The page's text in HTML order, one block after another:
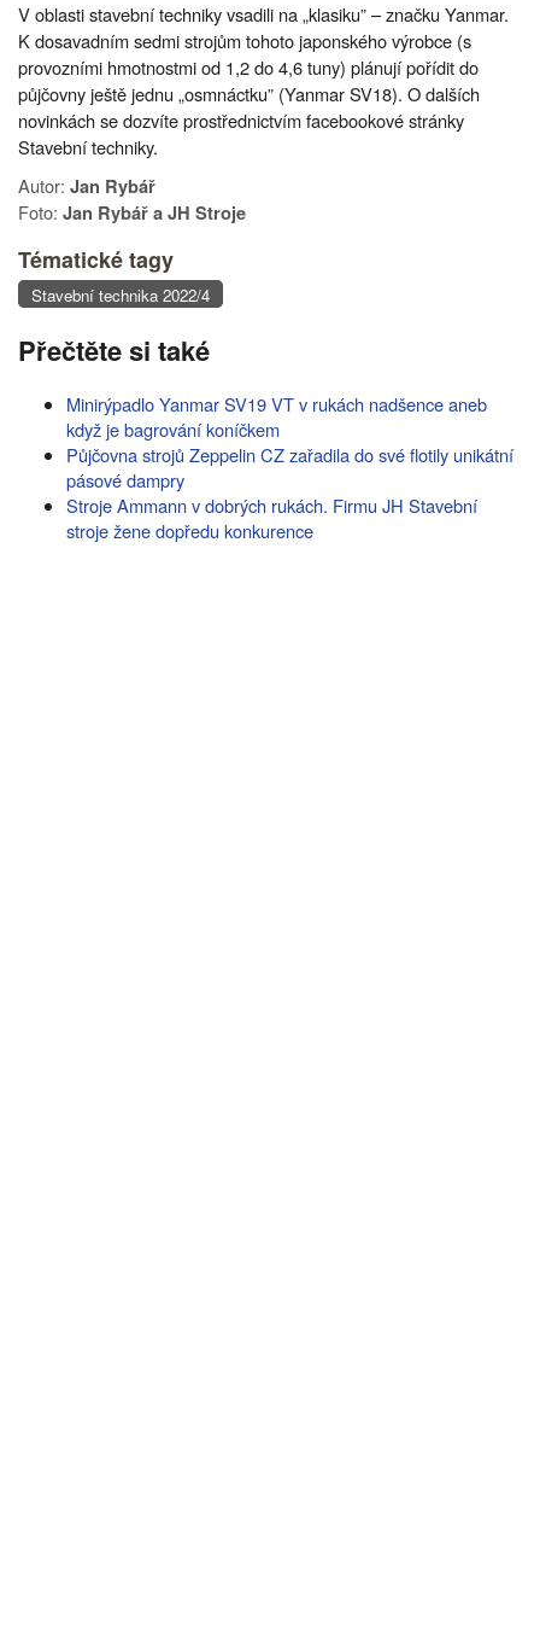
V oblasti stavební techniky vsadili na „klasiku” – značku Yanmar.
K dosavadním sedmi strojům tohoto japonského výrobce (s
provozními hmotnostmi od 1,2 do 4,6 tuny) plánují pořídit do
půjčovny ještě jednu „osmnáctku” (Yanmar SV18). O dalších
novinkách se dozvíte prostřednictvím facebookové stránky
Stavební techniky.
Autor: Jan Rybář
Foto: Jan Rybář a JH Stroje
Tématické tagy
Stavební technika 2022/4
Přečtěte si také
Minirýpadlo Yanmar SV19 VT v rukách nadšence aneb
když je bagrování koníčkem
Půjčovna strojů Zeppelin CZ zařadila do své flotily unikátní
pásové dampry
Stroje Ammann v dobrých rukách. Firmu JH Stavební
stroje žene dopředu konkurence